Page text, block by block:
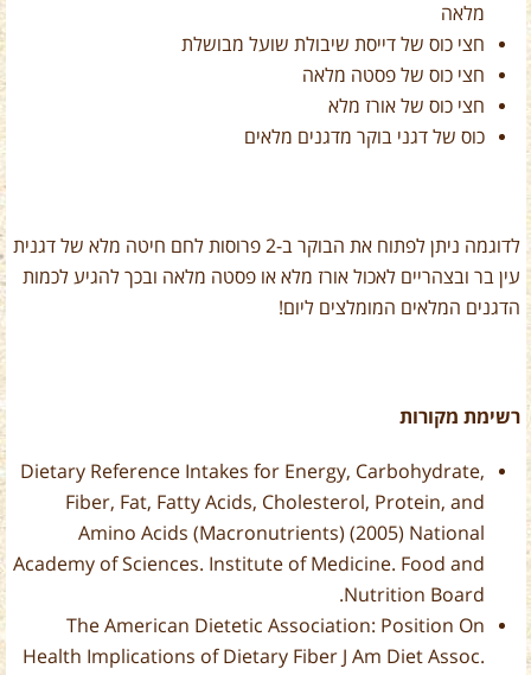
מלאה
חצי כוס של דייסת שיבולת שועל מבושלת
חצי כוס של פסטה מלאה
חצי כוס של אורז מלא
כוס של דגני בוקר מדגנים מלאים
לדוגמה ניתן לפתוח את הבוקר ב-2פרוסות לחם חיטה מלא של דגנית
עין בר ובצהריים לאכול אורז מלא או פסטה מלאה ובכך להגיע לכמות
הדגנים המלאים המומלצים ליום!
רשימת מקורות
Dietary Reference Intakes for Energy, Carbohydrate,
Fiber, Fat, Fatty Acids, Cholesterol, Protein, and
Amino Acids (Macronutrients) (2005) National
Academy of Sciences. Institute of Medicine. Food and
Nutrition Board
.
The American Dietetic Association: Position On
Health Implications of Dietary Fiber J Am Diet Assoc.